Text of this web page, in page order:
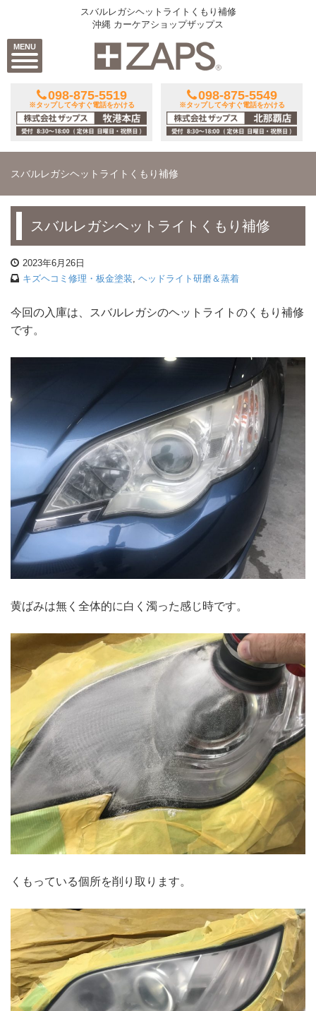
MENU
スバルレガシヘットライトくもり補修
沖縄 カーケアショップザップス
098-875-5519
※タップして今すぐ電話をかける
098-875-5549
※タップして今すぐ電話をかける
スバルレガシヘットライトくもり補修
スバルレガシヘットライトくもり補修
2023年6月26日
キズヘコミ修理・板金塗装 ヘッドライト研磨＆蒸着
今回の入庫は、スバルレガシのヘットライトのくもり補修
です。
黄ばみは無く全体的に白く濁った感じ時です。
くもっている個所を削り取ります。